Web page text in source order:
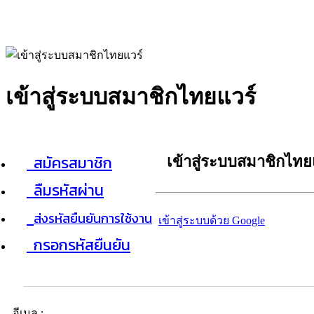
เข้าสู่ระบบสมาชิกไทยแวร์
สมัครสมาชิก
ลืมรหัสผ่าน
ส่งรหัสยืนยันการใช้งาน
กรอกรหัสยืนยัน
เข้าสู่ระบบสมาชิกไท
เข้าสู่ระบบด้วย Google